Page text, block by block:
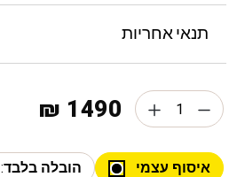
תנאי אחריות
1490 ₪
איסוף עצמי הובלה בלבד: 200 ₪